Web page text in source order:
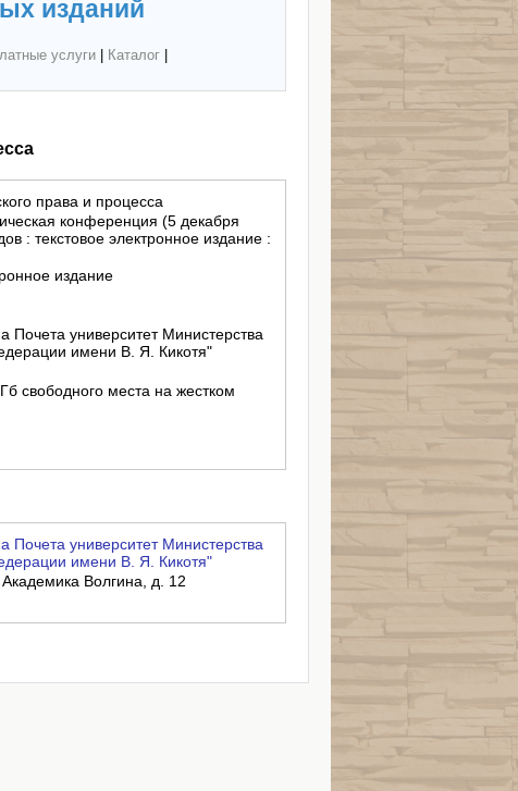
изданий
услуги| Каталог|
права и процесса
конференция (5 декабря
: текстовое электронное издание :
издание
университет Министерства
имени В. Я. Кикотя"
свободного места на жестком
университет Министерства
имени В. Я. Кикотя"
Волгина, д. 12